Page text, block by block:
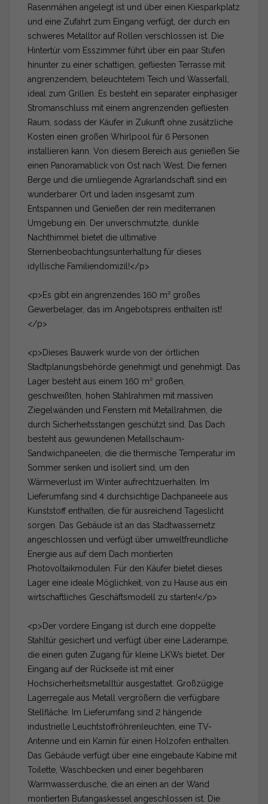
Rasenmähen angelegt ist und über einen Kiesparkplatz
und eine Zufahrt zum Eingang verfügt, der durch ein
schweres Metalltor auf Rollen verschlossen ist. Die
Hintertür vom Esszimmer führt über ein paar Stufen
hinunter zu einer schattigen, gefliesten Terrasse mit
angrenzendem, beleuchtetem Teich und Wasserfall,
ideal zum Grillen. Es besteht ein separater einphasiger
Stromanschluss mit einem angrenzenden gefliesten
Raum, sodass der Käufer in Zukunft ohne zusätzliche
Kosten einen großen Whirlpool für 6 Personen
installieren kann. Von diesem Bereich aus genießen Sie
einen Panoramablick von Ost nach West. Die fernen
Berge und die umliegende Agrarlandschaft sind ein
wunderbarer Ort und laden insgesamt zum
Entspannen und Genießen der rein mediterranen
Umgebung ein. Der unverschmutzte, dunkle
Nachthimmel bietet die ultimative
Sternenbeobachtungsunterhaltung für dieses
idyllische Familiendomizil!</p>
<p>Es gibt ein angrenzendes 160 m² großes
Gewerbelager, das im Angebotspreis enthalten ist!
</p>
<p>Dieses Bauwerk wurde von der örtlichen
Stadtplanungsbehörde genehmigt und genehmigt. Das
Lager besteht aus einem 160 m² großen,
geschweißten, hohen Stahlrahmen mit massiven
Ziegelwänden und Fenstern mit Metallrahmen, die
durch Sicherheitsstangen geschützt sind. Das Dach
besteht aus gewundenen Metallschaum-
Sandwichpaneelen, die die thermische Temperatur im
Sommer senken und isoliert sind, um den
Wärmeverlust im Winter aufrechtzuerhalten. Im
Lieferumfang sind 4 durchsichtige Dachpaneele aus
Kunststoff enthalten, die für ausreichend Tageslicht
sorgen. Das Gebäude ist an das Stadtwassernetz
angeschlossen und verfügt über umweltfreundliche
Energie aus auf dem Dach montierten
Photovoltaikmodulen. Für den Käufer bietet dieses
Lager eine ideale Möglichkeit, von zu Hause aus ein
wirtschaftliches Geschäftsmodell zu starten!</p>
<p>Der vordere Eingang ist durch eine doppelte
Stahltür gesichert und verfügt über eine Laderampe,
die einen guten Zugang für kleine LKWs bietet. Der
Eingang auf der Rückseite ist mit einer
Hochsicherheitsmetalltür ausgestattet. Großzügige
Lagerregale aus Metall vergrößern die verfügbare
Stellfläche. Im Lieferumfang sind 2 hängende
industrielle Leuchtstoffröhrenleuchten, eine TV-
Antenne und ein Kamin für einen Holzofen enthalten.
Das Gebäude verfügt über eine eingebaute Kabine mit
Toilette, Waschbecken und einer begehbaren
Warmwasserdusche, die an einen an der Wand
montierten Butangaskessel angeschlossen ist. Die